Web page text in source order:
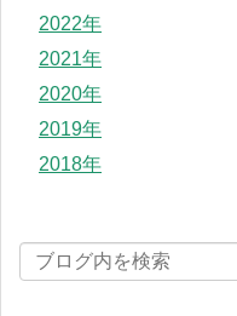
2022年
2021年
2020年
2019年
2018年